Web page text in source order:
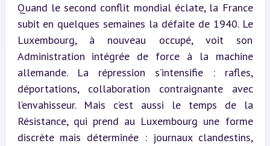
Quand le second conflit mondial éclate, la France
subit en quelques semaines la défaite de 1940. Le
Luxembourg, à nouveau occupé, voit son
Administration intégrée de force à la machine
allemande. La répression s’intensifie : rafles,
déportations, collaboration contraignante avec
l’envahisseur. Mais c’est aussi le temps de la
Résistance, qui prend au Luxembourg une forme
discrète mais déterminée : journaux clandestins,